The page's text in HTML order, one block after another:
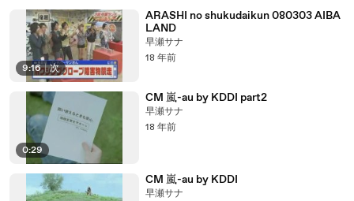
9:16 | 次
ARASHI no shukudaikun 080303 AIBA
LAND
早瀬サナ
18 年前
0:29
CM 嵐-au by KDDI part2
早瀬サナ
18 年前
CM 嵐-au by KDDI
早瀬サナ